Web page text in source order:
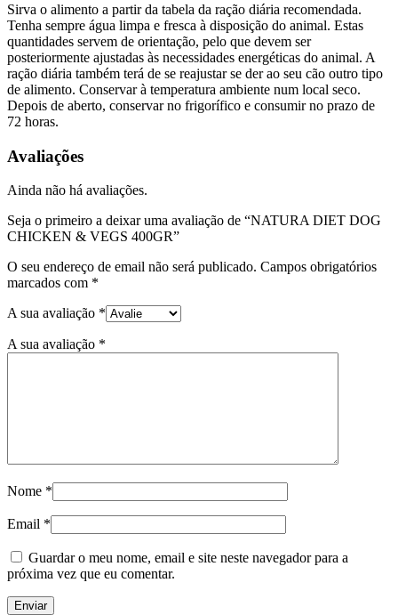
Sirva o alimento a partir da tabela da ração diária recomendada.
Tenha sempre água limpa e fresca à disposição do animal. Estas
quantidades servem de orientação, pelo que devem ser
posteriormente ajustadas às necessidades energéticas do animal. A
ração diária também terá de se reajustar se der ao seu cão outro tipo
de alimento. Conservar à temperatura ambiente num local seco.
Depois de aberto, conservar no frigorífico e consumir no prazo de
72 horas.
Avaliações
Ainda não há avaliações.
Seja o primeiro a deixar uma avaliação de “NATURA DIET DOG
CHICKEN & VEGS 400GR”
O seu endereço de email não será publicado. Campos obrigatórios
marcados com *
A sua avaliação *
A sua avaliação *
Nome *
Email *
Guardar o meu nome, email e site neste navegador para a
próxima vez que eu comentar.